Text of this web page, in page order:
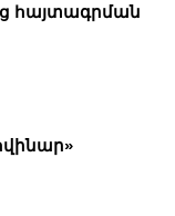
հայտագրման